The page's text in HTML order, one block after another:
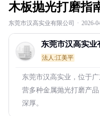
木板抛光打磨指
东莞市汉高实业有限公司 · 2026-
东莞市汉高实业
法人:江美平
东莞市汉高实业，位于
营多种金属抛光打磨产
深厚。